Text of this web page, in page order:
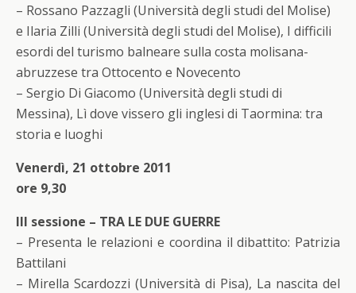
– Rossano Pazzagli (Università degli studi del Molise)
e Ilaria Zilli (Università degli studi del Molise), I difficili
esordi del turismo balneare sulla costa molisana-
abruzzese tra Ottocento e Novecento
– Sergio Di Giacomo (Università degli studi di
Messina), Lì dove vissero gli inglesi di Taormina: tra
storia e luoghi
Venerdì, 21 ottobre 2011
ore 9,30
III sessione – TRA LE DUE GUERRE
– Presenta le relazioni e coordina il dibattito: Patrizia
Battilani
– Mirella Scardozzi (Università di Pisa), La nascita del